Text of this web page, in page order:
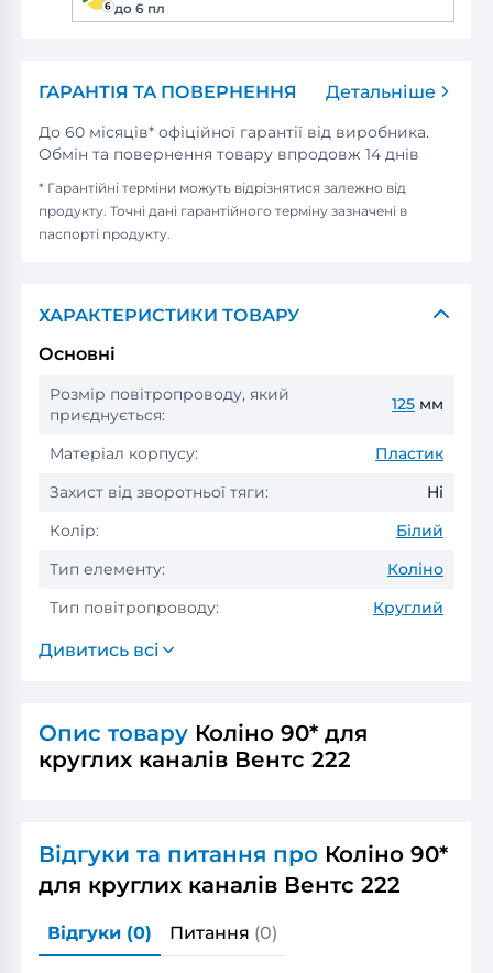
до 6 пл
ГАРАНТІЯ ТА ПОВЕРНЕННЯ Детальніше
До 60 місяців* офіційної гарантії від виробника.
Обмін та повернення товару впродовж 14 днів
* Гарантійні терміни можуть відрізнятися залежно від
продукту. Точні дані гарантійного терміну зазначені в
паспорті продукту.
ХАРАКТЕРИСТИКИ ТОВАРУ
Основні
Розмір повітропроводу, який
приєднується:
125 мм
Матеріал корпусу:
Пластик
Захист від зворотньої тяги:
Ні
Колір:
Білий
Тип елементу:
Коліно
Тип повітропроводу:
Круглий
Дивитись всі
Опис товару Коліно 90* для
круглих каналів Вентс 222
Відгуки та питання про Коліно 90*
для круглих каналів Вентс 222
Відгуки (0) Питання (0)